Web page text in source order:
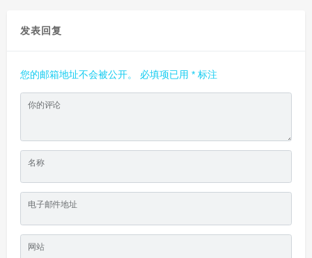
发表回复
您的邮箱地址不会被公开。 必填项已用* 标注
你的评论
名称
电子邮件地址
网站